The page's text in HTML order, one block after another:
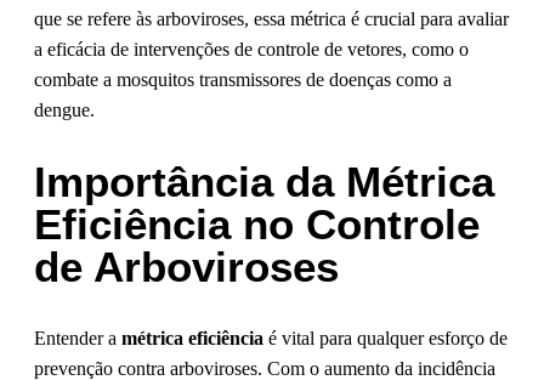
que se refere às arboviroses, essa métrica é crucial para avaliar
a eficácia de intervenções de controle de vetores, como o
combate a mosquitos transmissores de doenças como a
dengue.
Importância da Métrica
Eficiência no Controle
de Arboviroses
Entender a métrica eficiência é vital para qualquer esforço de
prevenção contra arboviroses. Com o aumento da incidência